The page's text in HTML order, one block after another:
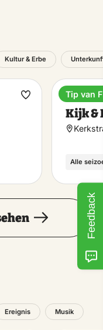
Kultur & Erbe
Favorit
Kijk &
Alle
Tip van
Ereignis Musik
Feedback